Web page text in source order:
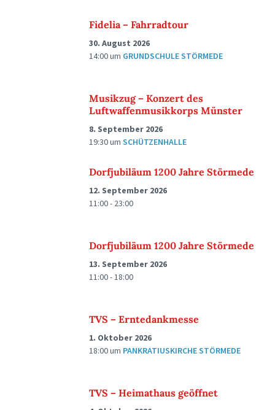
Fidelia – Fahrradtour
30. August 2026
14:00um GRUNDSCHULE STÖRMEDE
Musikzug – Konzert des
Luftwaffenmusikkorps Münster
8. September 2026
19:30um SCHÜTZENHALLE
Dorfjubiläum 1200 Jahre Störmede
12. September 2026
11:00 - 23:00
Dorfjubiläum 1200 Jahre Störmede
13. September 2026
11:00 - 18:00
TVS – Erntedankmesse
1. Oktober 2026
18:00um PANKRATIUSKIRCHE STÖRMEDE
TVS – Heimathaus geöffnet